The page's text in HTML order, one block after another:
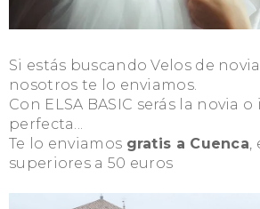
Si estás buscando Velos de
nosotros te lo enviamos.
Con ELSA BASIC serás la novia
perfecta...
Te lo enviamos gratis a Cuenca,
superiores a 50 euros